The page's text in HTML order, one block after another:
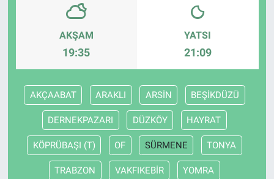
AKŞAM
19:35
YATSI
21:09
AKÇAABAT ARAKLI ARSİN BEŞİKDÜZÜ
DERNEKPAZARI DÜZKÖY HAYRAT
KÖPRÜBAŞI (T) OF SÜRMENE TONYA
TRABZON VAKFIKEBİR YOMRA